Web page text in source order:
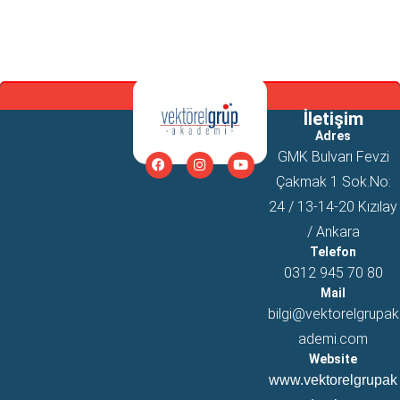
İletişim
Adres
GMK Bulvarı Fevzi
Çakmak 1 Sok.No:
24 / 13-14-20 Kızılay
/ Ankara
Telefon
0312 945 70 80
Mail
bilgi@vektorelgrupak
ademi.com
Website
www.vektorelgrupak